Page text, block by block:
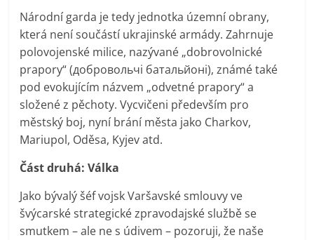
Národní garda je tedy jednotka územní obrany,
která není součástí ukrajinské armády. Zahrnuje
polovojenské milice, nazývané „dobrovolnické
prapory“ (добровольчі батальйоні), známé také
pod evokujícím názvem „odvetné prapory“ a
složené z pěchoty. Vycvičeni především pro
městský boj, nyní brání města jako Charkov,
Mariupol, Oděsa, Kyjev atd.
Část druhá: Válka
Jako bývalý šéf vojsk Varšavské smlouvy ve
švýcarské strategické zpravodajské službě se
smutkem – ale ne s údivem – pozoruji, že naše